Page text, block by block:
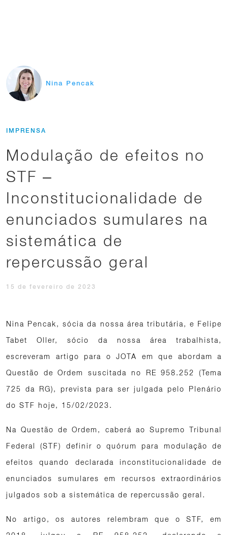
Nina Pencak
IMPRENSA
Modulação de efeitos no
STF –
Inconstitucionalidade de
enunciados sumulares na
sistemática de
repercussão geral
15 de fevereiro de 2023
Nina Pencak, sócia da nossa área tributária, e Felipe
Tabet Oller, sócio da nossa área trabalhista,
escreveram artigo para o JOTA em que abordam a
Questão de Ordem suscitada no RE 958.252 (Tema
725 da RG), prevista para ser julgada pelo Plenário
do STF hoje, 15/02/2023.
Na Questão de Ordem, caberá ao Supremo Tribunal
Federal (STF) definir o quórum para modulação de
efeitos quando declarada inconstitucionalidade de
enunciados sumulares em recursos extraordinários
julgados sob a sistemática de repercussão geral.
No artigo, os autores relembram que o STF, em